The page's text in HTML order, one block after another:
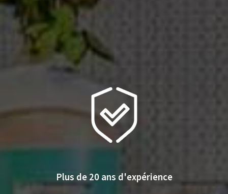
Plus de 20 ans d'expérience